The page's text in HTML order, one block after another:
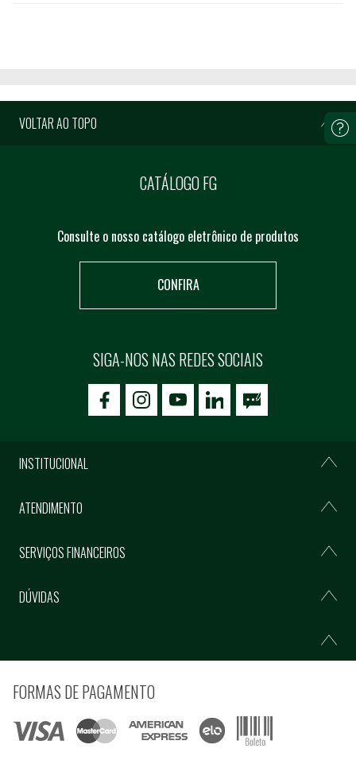
VOLTAR AO TOPO
CATÁLOGO FG
Consulte o nosso catálogo eletrônico de produtos
CONFIRA
SIGA-NOS NAS REDES SOCIAIS
icon-facebookicon-social02icon-social03
INSTITUCIONAL
ATENDIMENTO
SERVIÇOS FINANCEIROS
DÚVIDAS
FORMAS DE PAGAMENTO